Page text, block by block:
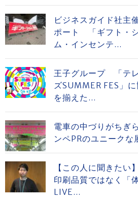
ビジネスガイド社主
ポート 「ギフト・
ム・インセンテ...
王子グループ 「テ
ズSUMMER FES」
を揃えた...
電車の中づりがちぎ
ンペPRのユニーク
【この人に聞きた
印刷品質ではなく「
LIVE...